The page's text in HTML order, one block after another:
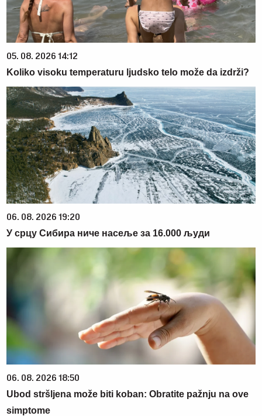
05. 08. 2026 14:12
Koliko visoku temperaturu ljudsko telo može da izdrži?
06. 08. 2026 19:20
У срцу Сибира ниче насеље за 16.000 људи
06. 08. 2026 18:50
Ubod stršljena može biti koban: Obratite pažnju na ove
simptome